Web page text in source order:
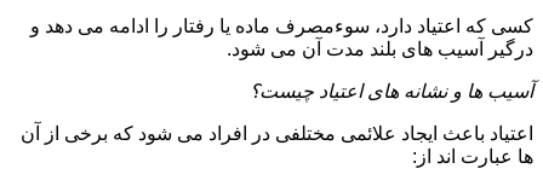
کسی که اعتیاد دارد، سوءمصرف ماده یا رفتار را ادامه می دهد و
درگیر آسیب های بلند مدت آن می شود.
آسیب ها و نشانه های اعتیاد چیست؟
اعتیاد باعث ایجاد علائمی مختلفی در افراد می شود که برخی از آن
ها عبارت اند از: